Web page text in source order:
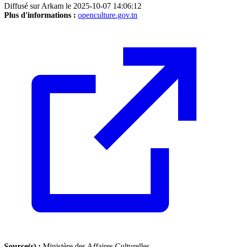
Diffusé sur Arkam le 2025-10-07 14:06:12
Plus d'informations : openculture.gov.tn